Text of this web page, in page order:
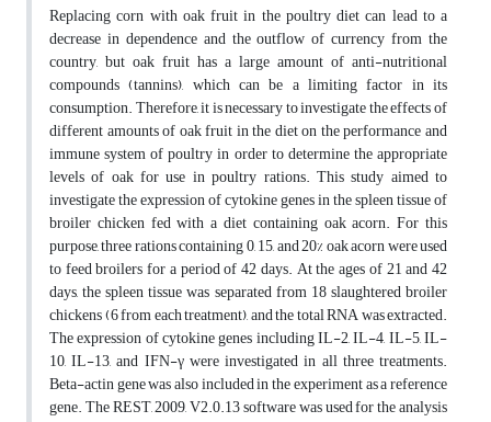
Replacing corn with oak fruit in the poultry diet can lead to a
decrease in dependence and the outflow of currency from the
country, but oak fruit has a large amount of anti-nutritional
compounds (tannins), which can be a limiting factor in its
consumption. Therefore, it is necessary to investigate the effects of
different amounts of oak fruit in the diet on the performance and
immune system of poultry in order to determine the appropriate
levels of oak for use in poultry rations. This study aimed to
investigate the expression of cytokine genes in the spleen tissue of
broiler chicken fed with a diet containing oak acorn. For this
purpose, three rations containing 0, 15, and 20% oak acorn were used
to feed broilers for a period of 42 days. At the ages of 21 and 42
days, the spleen tissue was separated from 18 slaughtered broiler
chickens (6 from each treatment), and the total RNA was extracted.
The expression of cytokine genes including IL-2, IL-4, IL-5, IL-
10, IL-13, and IFN-γ were investigated in all three treatments.
Beta-actin gene was also included in the experiment as a reference
gene. The REST, 2009, V2.0.13 software was used for the analysis